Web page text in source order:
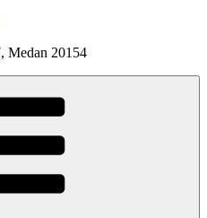
Medan 20154